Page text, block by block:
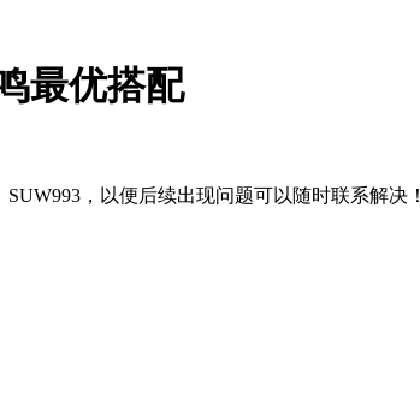
最优搭配
，以便后续出现问题可以随时联系解决！